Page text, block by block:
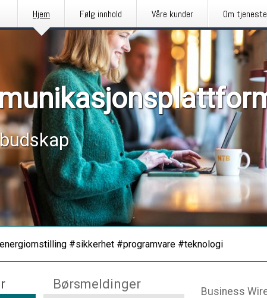
Hjem Følg innhold Våre kunder Om
Børsmeldinger Business